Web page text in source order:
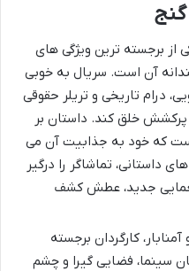
از برجسته ترین ویژگی های
آن است. سریال به خوبی
درام تاریخی و تریلر حقوقی
پرکشش خلق کند. داستان بر
که خود به جذابیت آن می
داستانی، تماشاگر را درگیر
جدید، عطش کشف
آمنابار، کارگردان برجسته
سینما، فضایی گیرا و چشم